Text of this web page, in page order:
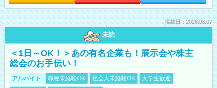
掲載日：2026.08.07
未読
＜1日～OK！＞あの有名企業も！展示会や株主
総会のお手伝い！
アルバイト 職種未経験OK 社会人未経験OK
大学生歓迎